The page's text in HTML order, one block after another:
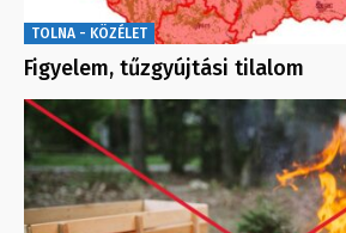
TOLNA - KÖZÉLET
Figyelem, tűzgyújtási tilalom